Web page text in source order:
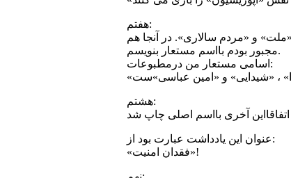
هفتم:
«ملت» و «مردم سالاری». در آنجا هم
مجبور بودم بااسم مستعار بنویسم.
اسامی مستعار من درمطبوعات:
هشتم:
عنوان این یادداشت عبارت بود از:
«فقدان امنیت»!